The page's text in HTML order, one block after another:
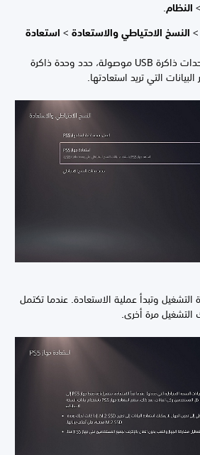
النظام.
النسخ الاحتياطي والاستعادة>استعادة
في حال وجود عدة وحدات ذاكرة USB موصولة، حدد وحدة ذاكرة
وتبدأ عملية الاستعادة. عندما تكتمل
التشغيل مرة أخرى.